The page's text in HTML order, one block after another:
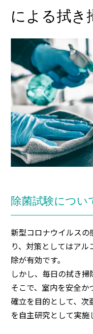
による拭き
除菌試験につい
新型コロナウイルス
り、対策としてはア
除が有効です。
しかし、毎日の拭き掃
そこで、室内を安全か
確立を目的として、
を自主研究として実施